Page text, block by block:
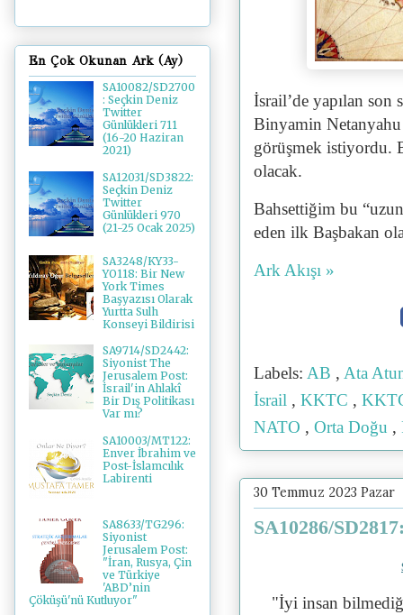
İsrail’de yapılan
Binyamin
görüşmek istiyordu.
olacak.
Bahsettiğim bu
eden ilk Başbakan
Ark Akışı »
Labels: AB , Ata
İsrail , KKTC ,
NATO , Orta Doğu ,
30 Temmuz 2023 Pazar
SA10286/
"İyi insan
En Çok Okunan Ark (Ay)
SA10082/SD2700
: Seçkin Deniz
Twitter
Günlükleri 711
(16-20 Haziran
2021)
SA12031/SD3822:
Seçkin Deniz
Twitter
Günlükleri 970
(21-25 Ocak 2025)
SA3248/KY33-
YO118: Bir New
York Times
Başyazısı Olarak
Yurtta Sulh
Konseyi Bildirisi
SA9714/SD2442:
Siyonist The
Jerusalem Post:
İsrail'in Ahlakî
Bir Dış Politikası
Var mı?
SA10003/MT122:
Enver İbrahim ve
Post-İslamcılık
Labirenti
SA8633/TG296:
Siyonist
Jerusalem Post:
"İran, Rusya, Çin
ve Türkiye
'ABD’nin
Çöküşü'nü Kutluyor"